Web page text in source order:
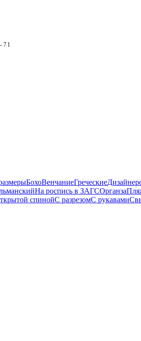
71
БохоВенчаниеГреческие
На роспись в ЗАГСОрганза
спинойС разрезомС рукавами